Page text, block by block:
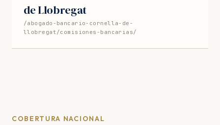
de Llobregat
/abogado-bancario-cornella-de-
llobregat/comisiones-bancarias/
COBERTURA NACIONAL